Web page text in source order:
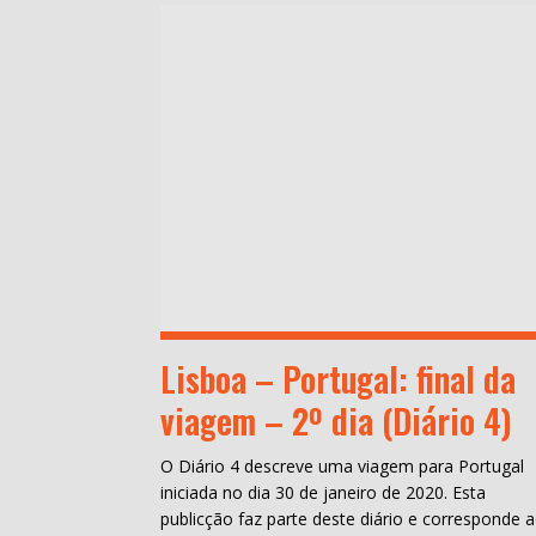
Lisboa – Portugal: final da
viagem – 2º dia (Diário 4)
O Diário 4 descreve uma viagem para Portugal
iniciada no dia 30 de janeiro de 2020. Esta
publicção faz parte deste diário e corresponde